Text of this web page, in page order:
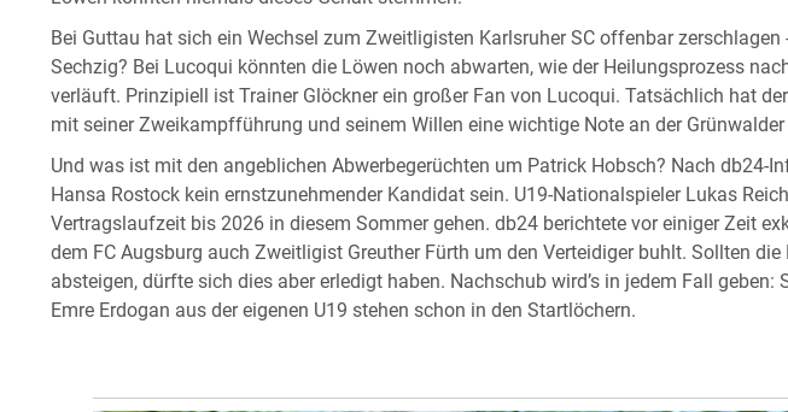
Bei Guttau hat sich ein Wechsel zum Zweitligisten Karlsruher SC offenbar zerschlagen
Sechzig? Bei Lucoqui könnten die Löwen noch abwarten, wie der Heilungsprozess
verläuft. Prinzipiell ist Trainer Glöckner ein großer Fan von Lucoqui. Tatsächlich hat
mit seiner Zweikampfführung und seinem Willen eine wichtige Note an der
Und was ist mit den angeblichen Abwerbegerüchten um Patrick Hobsch? Nach db24-
Hansa Rostock kein ernstzunehmender Kandidat sein. U19-Nationalspieler Lukas
Vertragslaufzeit bis 2026 in diesem Sommer gehen. db24 berichtete vor einiger Zeit
dem FC Augsburg auch Zweitligist Greuther Fürth um den Verteidiger buhlt. Sollten
absteigen, dürfte sich dies aber erledigt haben. Nachschub wird’s in jedem Fall geben:
Emre Erdogan aus der eigenen U19 stehen schon in den Startlöchern.